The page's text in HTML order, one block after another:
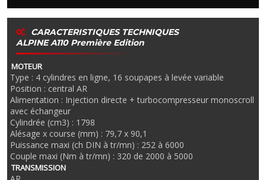
CARACTERISTIQUES TECHNIQUES
ALPINE A110 Première Edition
MOTEUR
Type : 4 cylindres en ligne, 16 soupapes à levée variable
Position : central AR
Alimentation : Injection directe + turbocompresseur monoscroll
avec échangeur
Cylindrée (cm3) : 1798
Alésage x course (mm) : 79,7 x 90,1
Puissance maxi (ch DIN à tr/mn) : 252 à 6000
Couple maxi (Nm à tr/mn) : 320 de 2000 à 5000
TRANSMISSION